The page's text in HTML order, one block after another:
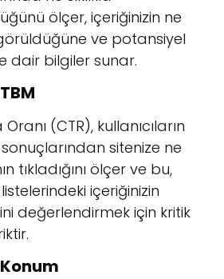
ölçer, içeriğinizin ne
ve potansiyel
dair bilgiler sunar.
Oranı (CTR), kullanıcıların
sitenize ne
tıkladığını ölçer ve bu,
içeriğinizin
değerlendirmek için kritik